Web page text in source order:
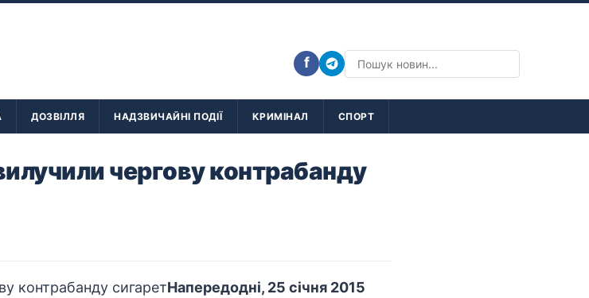
f
ДОЗВІЛЛЯ НАДЗВИЧАЙНІ ПОДІЇ КРИМІНАЛ СПОРТ
чергову контрабанду
Напередодні, 25 січня 2015